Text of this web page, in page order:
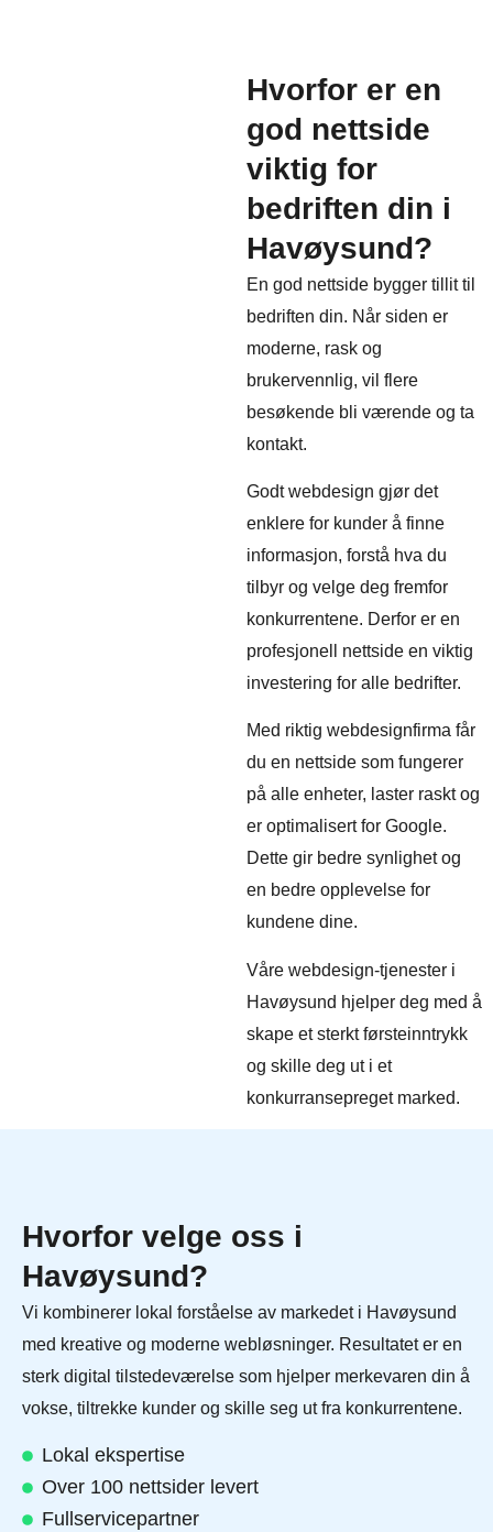
Hvorfor er en
god nettside
viktig for
bedriften din i
Havøysund?
En god nettside bygger tillit til
bedriften din. Når siden er
moderne, rask og
brukervennlig, vil flere
besøkende bli værende og ta
kontakt.
Godt webdesign gjør det
enklere for kunder å finne
informasjon, forstå hva du
tilbyr og velge deg fremfor
konkurrentene. Derfor er en
profesjonell nettside en viktig
investering for alle bedrifter.
Med riktig webdesignfirma får
du en nettside som fungerer
på alle enheter, laster raskt og
er optimalisert for Google.
Dette gir bedre synlighet og
en bedre opplevelse for
kundene dine.
Våre webdesign-tjenester i
Havøysund hjelper deg med å
skape et sterkt førsteinntrykk
og skille deg ut i et
konkurransepreget marked.
Hvorfor velge oss i
Havøysund?
Vi kombinerer lokal forståelse av markedet i Havøysund
med kreative og moderne webløsninger. Resultatet er en
sterk digital tilstedeværelse som hjelper merkevaren din å
vokse, tiltrekke kunder og skille seg ut fra konkurrentene.
Lokal ekspertise
Over 100 nettsider levert
Fullservicepartner